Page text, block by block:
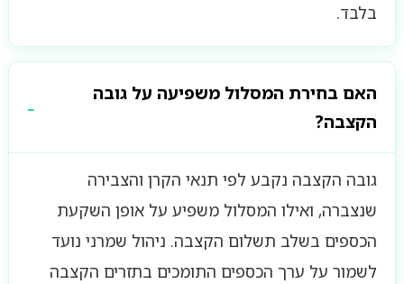
בלבד.
האם בחירת המסלול משפיעה על גובה
הקצבה?
גובה הקצבה נקבע לפי תנאי הקרן והצבירה
שנצברה, ואילו המסלול משפיע על אופן השקעת
הכספים בשלב תשלום הקצבה. ניהול שמרני נועד
לשמור על ערך הכספים התומכים בתזרים הקצבה